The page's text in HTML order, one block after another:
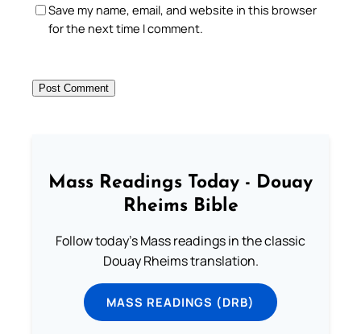
Save my name, email, and website in this browser
for the next time I comment.
Mass Readings Today - Douay
Rheims Bible
Follow today's Mass readings in the classic
Douay Rheims translation.
MASS READINGS (DRB)